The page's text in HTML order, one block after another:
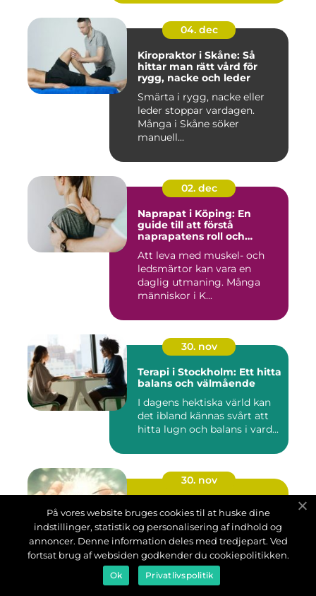
04. dec
Kiropraktor i Skåne: Så
hittar man rätt vård för
rygg, nacke och leder
Smärta i rygg, nacke eller
leder stoppar vardagen.
Många i Skåne söker
manuell...
02. dec
Naprapat i Köping: En
guide till att förstå
naprapatens roll och
Att leva med muskel- och
ledsmärtor kan vara en
daglig utmaning. Många
människor i K...
30. nov
Terapi i Stockholm: Ett hitta
balans och välmående
I dagens hektiska värld kan
det ibland kännas svårt att
hitta lugn och balans i vard...
30. nov
bättre hälsa
I en värld där hälsa och
välmående ofta kopplas
samman med komplexa
behand...
På vores website bruges cookies til at huske dine
indstillinger, statistik og personalisering af indhold og
annoncer. Denne information deles med tredjepart. Ved
fortsat brug af websiden godkender du cookiepolitikken.
Ok Privatlivspolitik